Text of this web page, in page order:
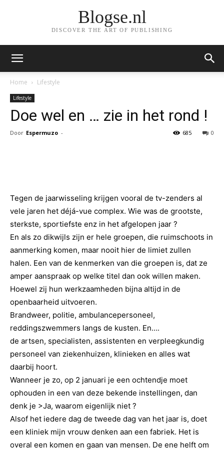
Blogse.nl
DISCOVER THE ART OF PUBLISHING
Home Lifestyle
Lifestyle
Doe wel en … zie in het rond !
Door Espermuzo - 0
685
Tegen de jaarwisseling krijgen vooral de tv-zenders al
vele jaren het déjá-vue complex. Wie was de grootste,
sterkste, sportiefste enz in het afgelopen jaar ?
En als zo dikwijls zijn er hele groepen, die ruimschoots in
aanmerking komen, maar nooit hier de limiet zullen
halen. Een van de kenmerken van die groepen is, dat ze
amper aanspraak op welke titel dan ook willen maken.
Hoewel zij hun werkzaamheden bijna altijd in de
openbaarheid uitvoeren.
Brandweer, politie, ambulancepersoneel,
reddingszwemmers langs de kusten. En….
de artsen, specialisten, assistenten en verpleegkundig
personeel van ziekenhuizen, klinieken en alles wat
daarbij hoort.
Wanneer je zo, op 2 januari je een ochtendje moet
ophouden in een van deze bekende instellingen, dan
denk je >Ja, waarom eigenlijk niet ?
Alsof het iedere dag de tweede dag van het jaar is, doet
een kliniek mijn vrouw denken aan een fabriek. Het is
overal een komen en gaan van mensen. De ene helft om